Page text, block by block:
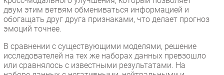
двум этим ветвям обмениваться информацией и
обогащать друг друга признаками, что делает прогноз
эмоций точнее.
В сравнении с существующими моделями, решение
исследователей на тех же наборах данных превзошло
или сравнялось с известными результатами. На